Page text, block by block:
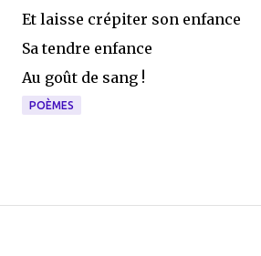
Et laisse crépiter son enfance
Sa tendre enfance
Au goût de sang !
POÈMES